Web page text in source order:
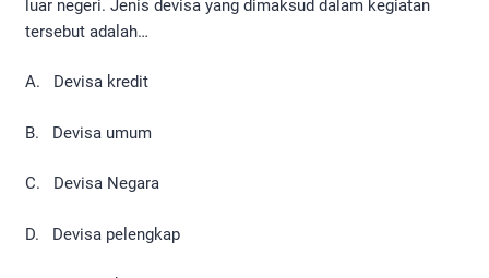
luar negeri. Jenis devisa yang dimaksud dalam kegiatan
tersebut adalah…
A. Devisa kredit
B. Devisa umum
C. Devisa Negara
D. Devisa pelengkap